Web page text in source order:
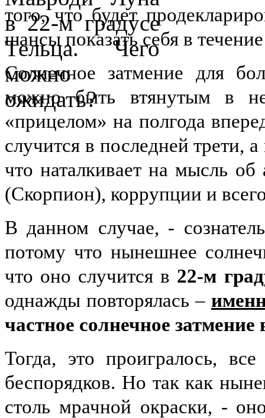
того, что будет
шансы показать себя в
Солнечное затмение для
можно быть втянутым в
«прицелом» на полгода
случится в последней трети,
что наталкивает на мысль
(Скорпион), коррупции и
В данном случае, -
потому что нынешнее
что оно случится в 22-м
однажды повторялась –
частное солнечное затмение
Тогда, это проигралось,
беспорядков. Но так как
столь мрачной окраски, -